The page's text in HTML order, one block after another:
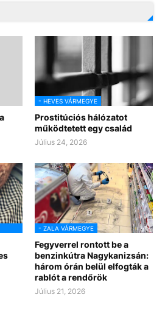
- HEVES VÁRMEGYE
Prostitúciós hálózatot
működtetett egy család
Július 24, 2026
- ZALA VÁRMEGYE
Fegyverrel rontott be a
benzinkútra Nagykanizsán:
három órán belül elfogták a
rablót a rendőrök
Július 21, 2026